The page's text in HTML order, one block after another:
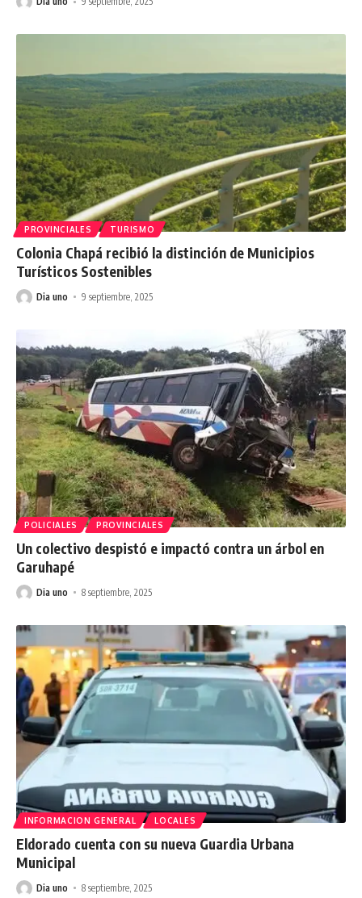
PROVINCIALES TURISMO
Colonia Chapá recibió la distinción de Municipios
Turísticos Sostenibles
Dia uno 9 septiembre, 2025
POLICIALES PROVINCIALES
Un colectivo despistó e impactó contra un árbol en
Garuhapé
Dia uno 8 septiembre, 2025
INFORMACION GENERAL LOCALES
Eldorado cuenta con su nueva Guardia Urbana
Municipal
Dia uno 8 septiembre, 2025